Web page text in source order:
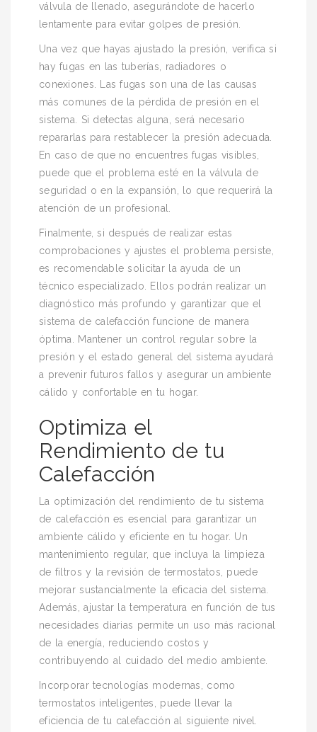
válvula de llenado, asegurándote de hacerlo
lentamente para evitar golpes de presión.
Una vez que hayas ajustado la presión, verifica si
hay fugas en las tuberías, radiadores o
conexiones. Las fugas son una de las causas
más comunes de la pérdida de presión en el
sistema. Si detectas alguna, será necesario
repararlas para restablecer la presión adecuada.
En caso de que no encuentres fugas visibles,
puede que el problema esté en la válvula de
seguridad o en la expansión, lo que requerirá la
atención de un profesional.
Finalmente, si después de realizar estas
comprobaciones y ajustes el problema persiste,
es recomendable solicitar la ayuda de un
técnico especializado. Ellos podrán realizar un
diagnóstico más profundo y garantizar que el
sistema de calefacción funcione de manera
óptima. Mantener un control regular sobre la
presión y el estado general del sistema ayudará
a prevenir futuros fallos y asegurar un ambiente
cálido y confortable en tu hogar.
Optimiza el
Rendimiento de tu
Calefacción
La optimización del rendimiento de tu sistema
de calefacción es esencial para garantizar un
ambiente cálido y eficiente en tu hogar. Un
mantenimiento regular, que incluya la limpieza
de filtros y la revisión de termostatos, puede
mejorar sustancialmente la eficacia del sistema.
Además, ajustar la temperatura en función de tus
necesidades diarias permite un uso más racional
de la energía, reduciendo costos y
contribuyendo al cuidado del medio ambiente.
Incorporar tecnologías modernas, como
termostatos inteligentes, puede llevar la
eficiencia de tu calefacción al siguiente nivel.